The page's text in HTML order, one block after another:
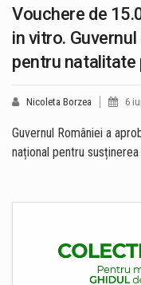
Vouchere de
in vitro.
pentru natalitate
Nicoleta Borzea 6
Guvernul României a
național pentru